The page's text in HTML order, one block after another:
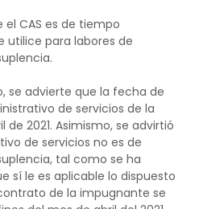
CAS es de tiempo
utilice para labores de
se advierte que la fecha de
de servicios de la
2021. Asimismo, se advirtió
de servicios no es de
tal como se ha
sí le es aplicable lo dispuesto
contrato de la impugnante se